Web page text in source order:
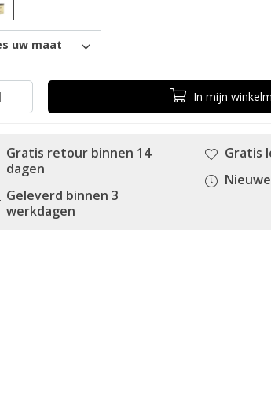
uw maat
In mijn
Gratis retour binnen 14
dagen
Geleverd binnen 3
werkdagen
Gratis